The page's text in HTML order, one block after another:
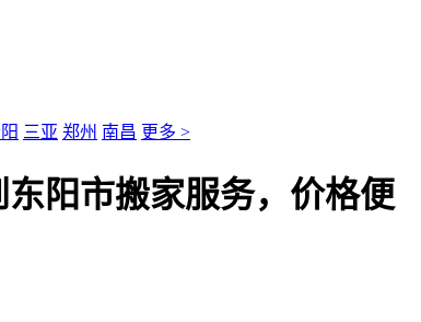
三亚 郑州 南昌 更多 >
阳市搬家服务，价格便